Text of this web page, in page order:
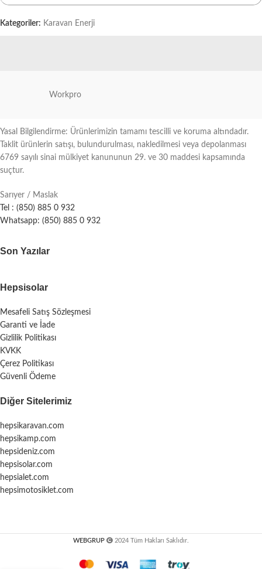
Kategoriler: Karavan Enerji
Workpro
Yasal Bilgilendirme: Ürünlerimizin tamamı tescilli ve koruma altındadır.
Taklit ürünlerin satışı, bulundurulması, nakledilmesi veya depolanması
6769 sayılı sinai mülkiyet kanununun 29. ve 30 maddesi kapsamında
suçtur.
Sarıyer / Maslak
Tel : (850) 885 0 932
Whatsapp: (850) 885 0 932
Son Yazılar
Hepsisolar
Mesafeli Satış Sözleşmesi
Garanti ve İade
Gizlilik Politikası
KVKK
Çerez Politikası
Güvenli Ödeme
Diğer Sitelerimiz
hepsikaravan.com
hepsikamp.com
hepsideniz.com
hepsisolar.com
hepsialet.com
hepsimotosiklet.com
WEBGRUP 2024 Tüm Hakları Saklıdır.